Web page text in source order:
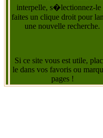
interpelle, s�lectionnez-le
faites un clique droit pour
une nouvelle recherche.
Si ce site vous est utile,
le dans vos favoris ou
pages !